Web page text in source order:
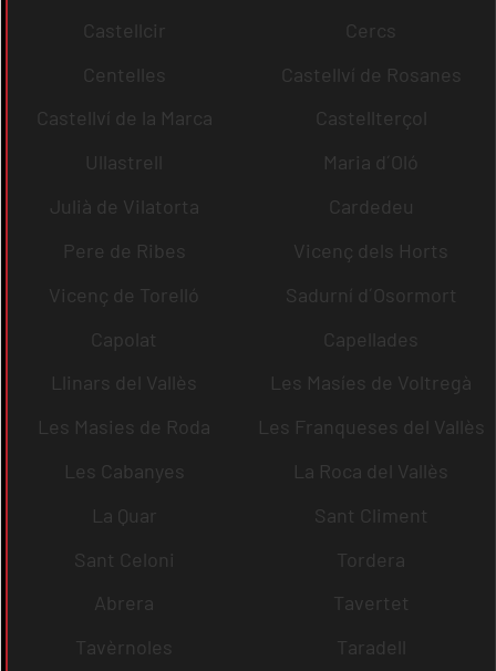
Castellcir
Cercs
Centelles
Castellví de Rosanes
Castellví de la Marca
Castellterçol
Ullastrell
Maria d´Oló
Julià de Vilatorta
Cardedeu
Pere de Ribes
Vicenç dels Horts
Vicenç de Torelló
Sadurní d´Osormort
Capolat
Capellades
Llinars del Vallès
Les Masíes de Voltregà
Les Masies de Roda
Les Franqueses del Vallès
Les Cabanyes
La Roca del Vallès
La Quar
Sant Climent
Sant Celoni
Tordera
Abrera
Tavertet
Tavèrnoles
Taradell